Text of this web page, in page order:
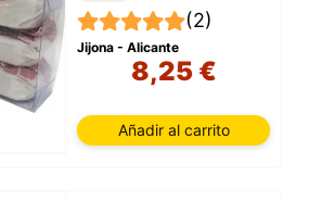
(2)
Jijona - Alicante
8,25 €
Añadir al carrito